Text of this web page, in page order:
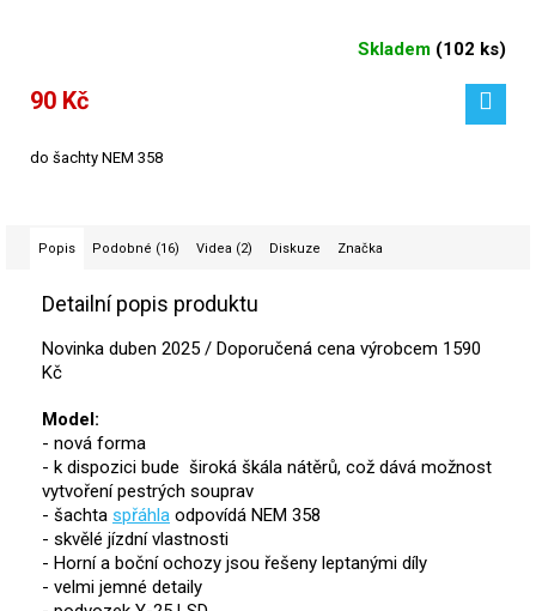
Skladem (102 ks)
90 Kč
do šachty NEM 358
Popis Podobné (16) Videa (2) Diskuze Značka
Detailní popis produktu
Novinka duben 2025 / Doporučená cena výrobcem 1590
Kč
Model:
- nová forma
- k dispozici bude široká škála nátěrů, což dává možnost
vytvoření pestrých souprav
- šachta spřáhla odpovídá NEM 358
- skvělé jízdní vlastnosti
- Horní a boční ochozy jsou řešeny leptanými díly
- velmi jemné detaily